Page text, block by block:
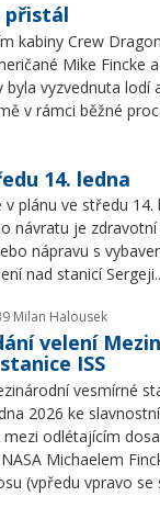
přistál
kabiny Crew
Mike Fincke
byla vyzvednuta lodí
v rámci běžné
14. ledna
plánu ve středu 14.
návratu je
nápravu s
nad stanicí Sergeji
Milan Halousek
velení
ISS
vesmírné
2026 ke
mezi odlétajícím
Michaelem
(vpředu vpravo